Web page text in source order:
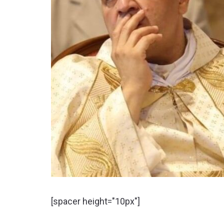
[spacer height="10px"]